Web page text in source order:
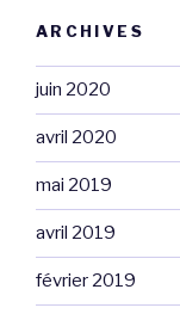
ARCHIVES
juin 2020
avril 2020
mai 2019
avril 2019
février 2019